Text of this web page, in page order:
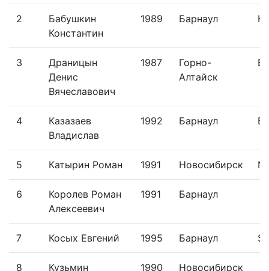
2
Бабушкин
Константин
1989 Барнаул
3
Драницын
Денис
Вячеславович
1987
Горно-
Алтайск
4
Казазаев
Владислав
1992 Барнаул
5 Катырин Роман 1991 Новосибирск
6
Королев Роман
Алексеевич
1991 Барнаул
7 Косых Евгений 1995 Барнаул
8 Кузьмин 1990 Новосибирск